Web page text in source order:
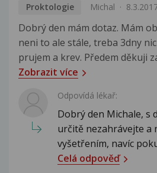
Proktologie Michal
Dobrý den mám dotaz. Mám
neni to ale stále, treba 3dny
prujem a krev. Předem děkuji
Zobrazit více
Odpovídá lékař:
Dobrý den Michale, s
určitě nezahrávejte a
vyšetřením, navíc
Celá odpověď